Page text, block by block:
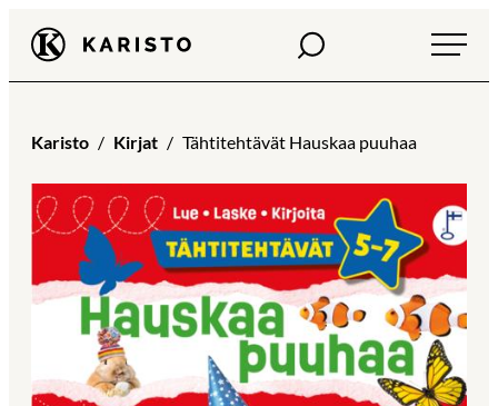
Siirry
suoraan
sisältöön
Karisto Haku
Karisto Kirjat Tähtitehtävät Hauskaa puuhaa